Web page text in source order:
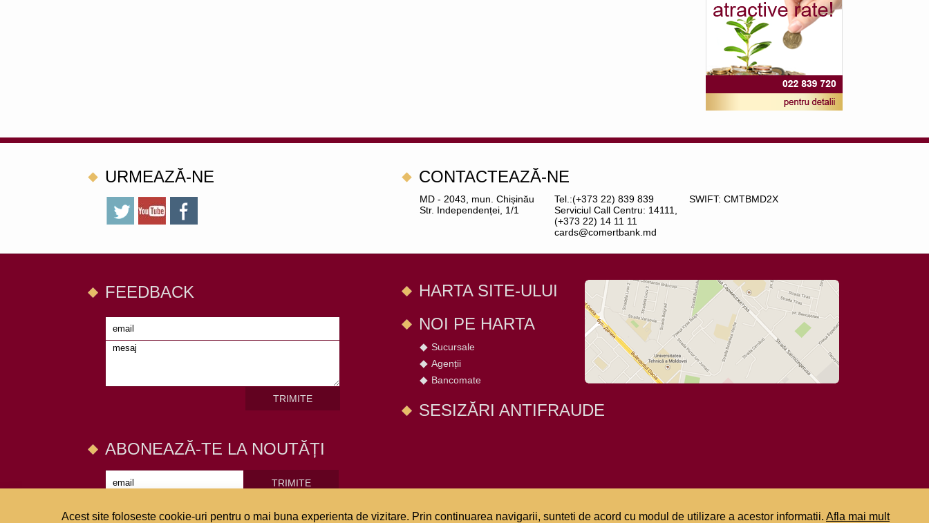
Acest site foloseste cookie-uri pentru o mai buna experienta de vizitare. Prin continuarea navigarii, sunteti de acord cu modul de utilizare a acestor informatii. Afla mai mult
URMEAZĂ-NE CONTACTEAZĂ-NE
MD - 2043, mun. Chișinău
Str. Independenței, 1/1
Tel.:(+373 22) 839 839
Serviciul Call Centru: 14111,
(+373 22) 14 11 11
cards@comertbank.md
SWIFT: CMTBMD2X
FEEDBACK
TRIMITE
ABONEAZĂ-TE LA NOUTĂȚI
TRIMITE
HARTA SITE-ULUI
NOI PE HARTA
Sucursale
Agenții
Bancomate
SESIZĂRI ANTIFRAUDE